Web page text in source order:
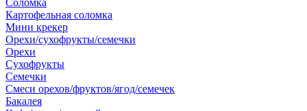
Соломка
Картофельная соломка
Мини крекер
Орехи/сухофрукты/семечки
Орехи
Сухофрукты
Семечки
Смеси орехов/фруктов/ягод/семечек
Бакалея